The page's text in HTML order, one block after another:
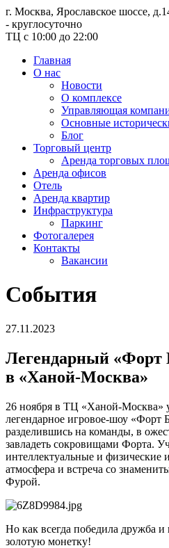
г. Москва, Ярославское шоссе,
- круглосуточно
ТЦ с 10:00 до 22:00
Главная
О нас
Новости
О комплексе
Управляющая
Основные
Блог
Торговый центр
Аренда торговых
Аренда офисов
Отель
Аренда квартир
Инфраструктура
Паркинг
Фотогалерея
Контакты
Вакансии
События
27.11.2023
Легендарный «Форт
в «Ханой-Москва»
26 ноября в ТЦ «Ханой-Москва»
легендарное игровое-шоу «Форт
разделившись на команды, в
завладеть сокровищами Форта.
интеллектуальные и физические
атмосфера и встреча со
Фурой.
Но как всегда победила дружба
золотую монетку!